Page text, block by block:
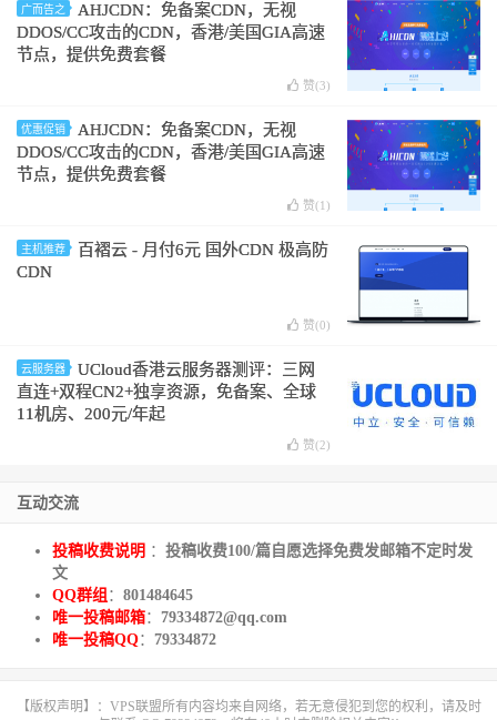
广而告之
AHJCDN：免备案CDN，无视
DDOS/CC攻击的CDN，香港/美国GIA高速
节点，提供免费套餐
赞(3)
优惠促销
AHJCDN：免备案CDN，无视
DDOS/CC攻击的CDN，香港/美国GIA高速
节点，提供免费套餐
赞(1 )
主机推荐
百褶云 - 月付6元 国外CDN 极高防
CDN
赞(0)
云服务器
UCloud香港云服务器测评：三网
直连+双程CN2+独享资源，免备案、全球
11机房、200元/年起
赞(2)
互动交流
投稿收费说明 ： 投稿收费100/篇自愿选择免费发邮箱不定时发
文
QQ群组 ： 801484645
唯一投稿邮箱： 79334872@qq.com
唯一投稿QQ： 79334872
【版权声明】：VPS联盟所有内容均来自网络，若无意侵犯到您的权利，请及时